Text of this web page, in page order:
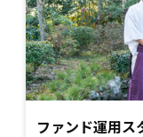
ファンド運用ス